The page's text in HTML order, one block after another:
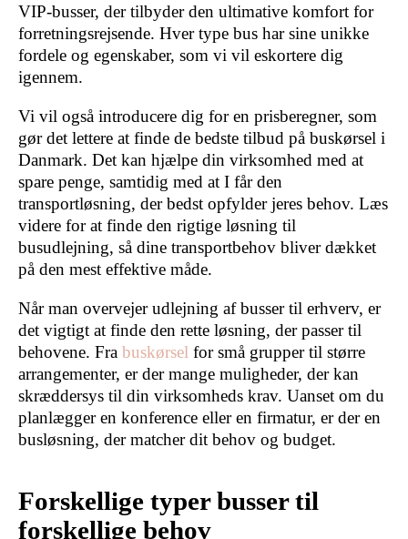
VIP-busser, der tilbyder den ultimative komfort for
forretningsrejsende. Hver type bus har sine unikke
fordele og egenskaber, som vi vil eskortere dig
igennem.
Vi vil også introducere dig for en prisberegner, som
gør det lettere at finde de bedste tilbud på buskørsel i
Danmark. Det kan hjælpe din virksomhed med at
spare penge, samtidig med at I får den
transportløsning, der bedst opfylder jeres behov. Læs
videre for at finde den rigtige løsning til
busudlejning, så dine transportbehov bliver dækket
på den mest effektive måde.
Når man overvejer udlejning af busser til erhverv, er
det vigtigt at finde den rette løsning, der passer til
behovene. Fra buskørsel for små grupper til større
arrangementer, er der mange muligheder, der kan
skræddersys til din virksomheds krav. Uanset om du
planlægger en konference eller en firmatur, er der en
busløsning, der matcher dit behov og budget.
Forskellige typer busser til
forskellige behov